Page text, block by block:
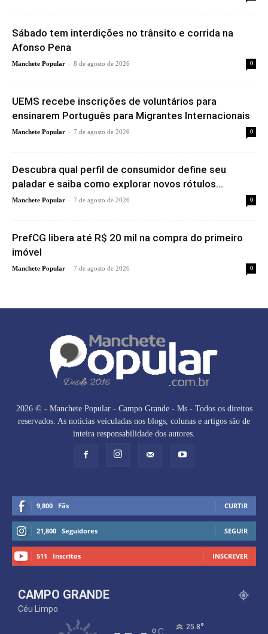
Sábado tem interdições no trânsito e corrida na
Afonso Pena
Manchete Popular - 8 de agosto de 2026 0
UEMS recebe inscrições de voluntários para
ensinarem Português para Migrantes Internacionais
Manchete Popular - 7 de agosto de 2026 0
Descubra qual perfil de consumidor define seu
paladar e saiba como explorar novos rótulos...
Manchete Popular - 7 de agosto de 2026 0
PrefCG libera até R$ 20 mil na compra do primeiro
imóvel
Manchete Popular - 7 de agosto de 2026 0
2026 © - Manchete Popular - Campo Grande - Ms - Todos os direitos
reservados. As notícias veiculadas nos blogs, colunas e artigos são de
inteira responsabilidade dos autores.
9,800 Fãs CURTIR
21,800 Seguidores SEGUIR
511 Inscritos INSCREVER
CAMPO GRANDE
Céu Limpo
C 25.8°